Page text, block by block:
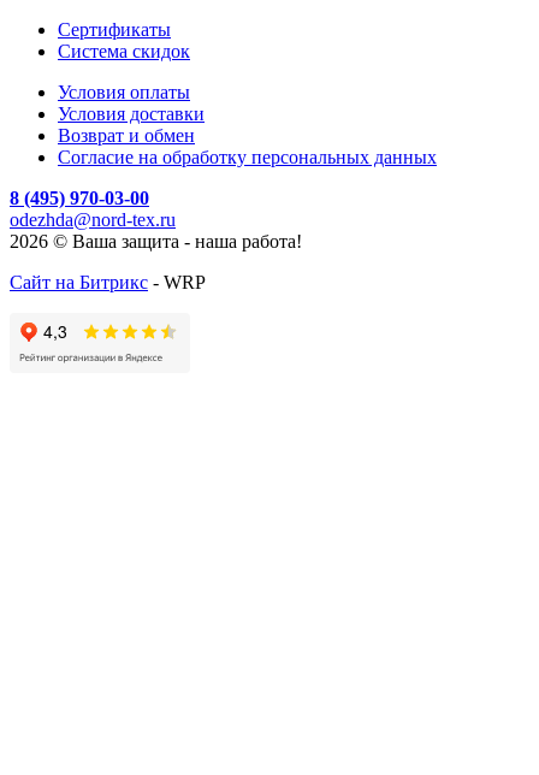
Cертификаты
Система скидок
Условия оплаты
Условия доставки
Возврат и обмен
Согласие на обработку персональных данных
8 (495) 970-03-00
odezhda@nord-tex.ru
2026 © Ваша защита - наша работа!
Сайт на Битрикс - WRP